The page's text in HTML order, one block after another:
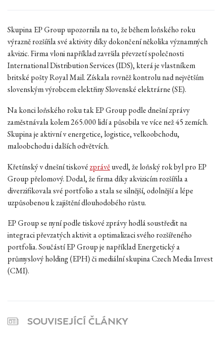
Skupina EP Group upozornila na to, že během loňského roku
výrazně rozšířila své aktivity díky dokončení několika významných
akvizic. Firma vloni například završila převzetí společnosti
International Distribution Services (IDS), která je vlastníkem
britské pošty Royal Mail. Získala rovněž kontrolu nad největším
slovenským výrobcem elektřiny Slovenské elektrárne (SE).
Na konci loňského roku tak EP Group podle dnešní zprávy
zaměstnávala kolem 265.000 lidí a působila ve více než 45 zemích.
Skupina je aktivní v energetice, logistice, velkoobchodu,
maloobchodu i dalších odvětvích.
Křetínský v dnešní tiskovézprávěuvedl, že loňský rok byl pro EP
Group přelomový. Dodal, že firma díky akvizicím rozšířila a
diverzifikovala své portfolio a stala se silnější, odolnější a lépe
uzpůsobenou k zajištění dlouhodobého růstu.
EP Group se nyní podle tiskové zprávy hodlá soustředit na
integraci převzatých aktivit a optimalizaci svého rozšířeného
portfolia. Součástí EP Group je například Energetický a
průmyslový holding (EPH) či mediální skupina Czech Media Invest
(CMI).
SOUVISEJÍCÍ ČLÁNKY